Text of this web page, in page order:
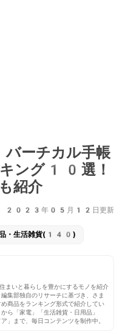
ーチカル手帳
キング10選！
紹介
2023年05月12日更新
品・生活雑貨(140)
まいと暮らしを豊かにするモノを紹介
集部独自のリサーチに基づき、さま
商品をランキング形式で紹介してい
ら「家電」「生活雑貨・日用品」
」まで、毎日コンテンツを制作中。